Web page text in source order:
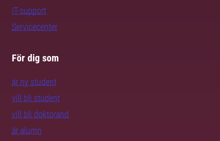
IT-support
Servicecenter
För dig som
är ny student
vill bli student
vill bli doktorand
är alumn